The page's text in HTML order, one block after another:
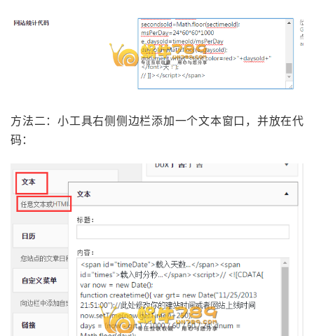
方法二：小工具右侧侧边栏添加一个文本窗口，并放在代
码：